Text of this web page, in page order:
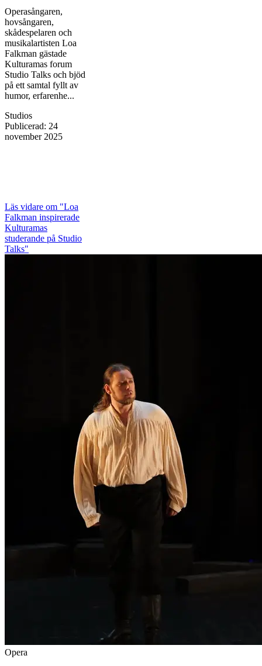
Operasångaren,
hovsångaren,
skådespelaren och
musikalartisten Loa
Falkman gästade
Kulturamas forum
Studio Talks och bjöd
på ett samtal fyllt av
humor, erfarenhe...
Studios
Publicerad: 24
november 2025
Läs vidare om "Loa
Falkman inspirerade
Kulturamas
studerande på Studio
Talks"
Opera